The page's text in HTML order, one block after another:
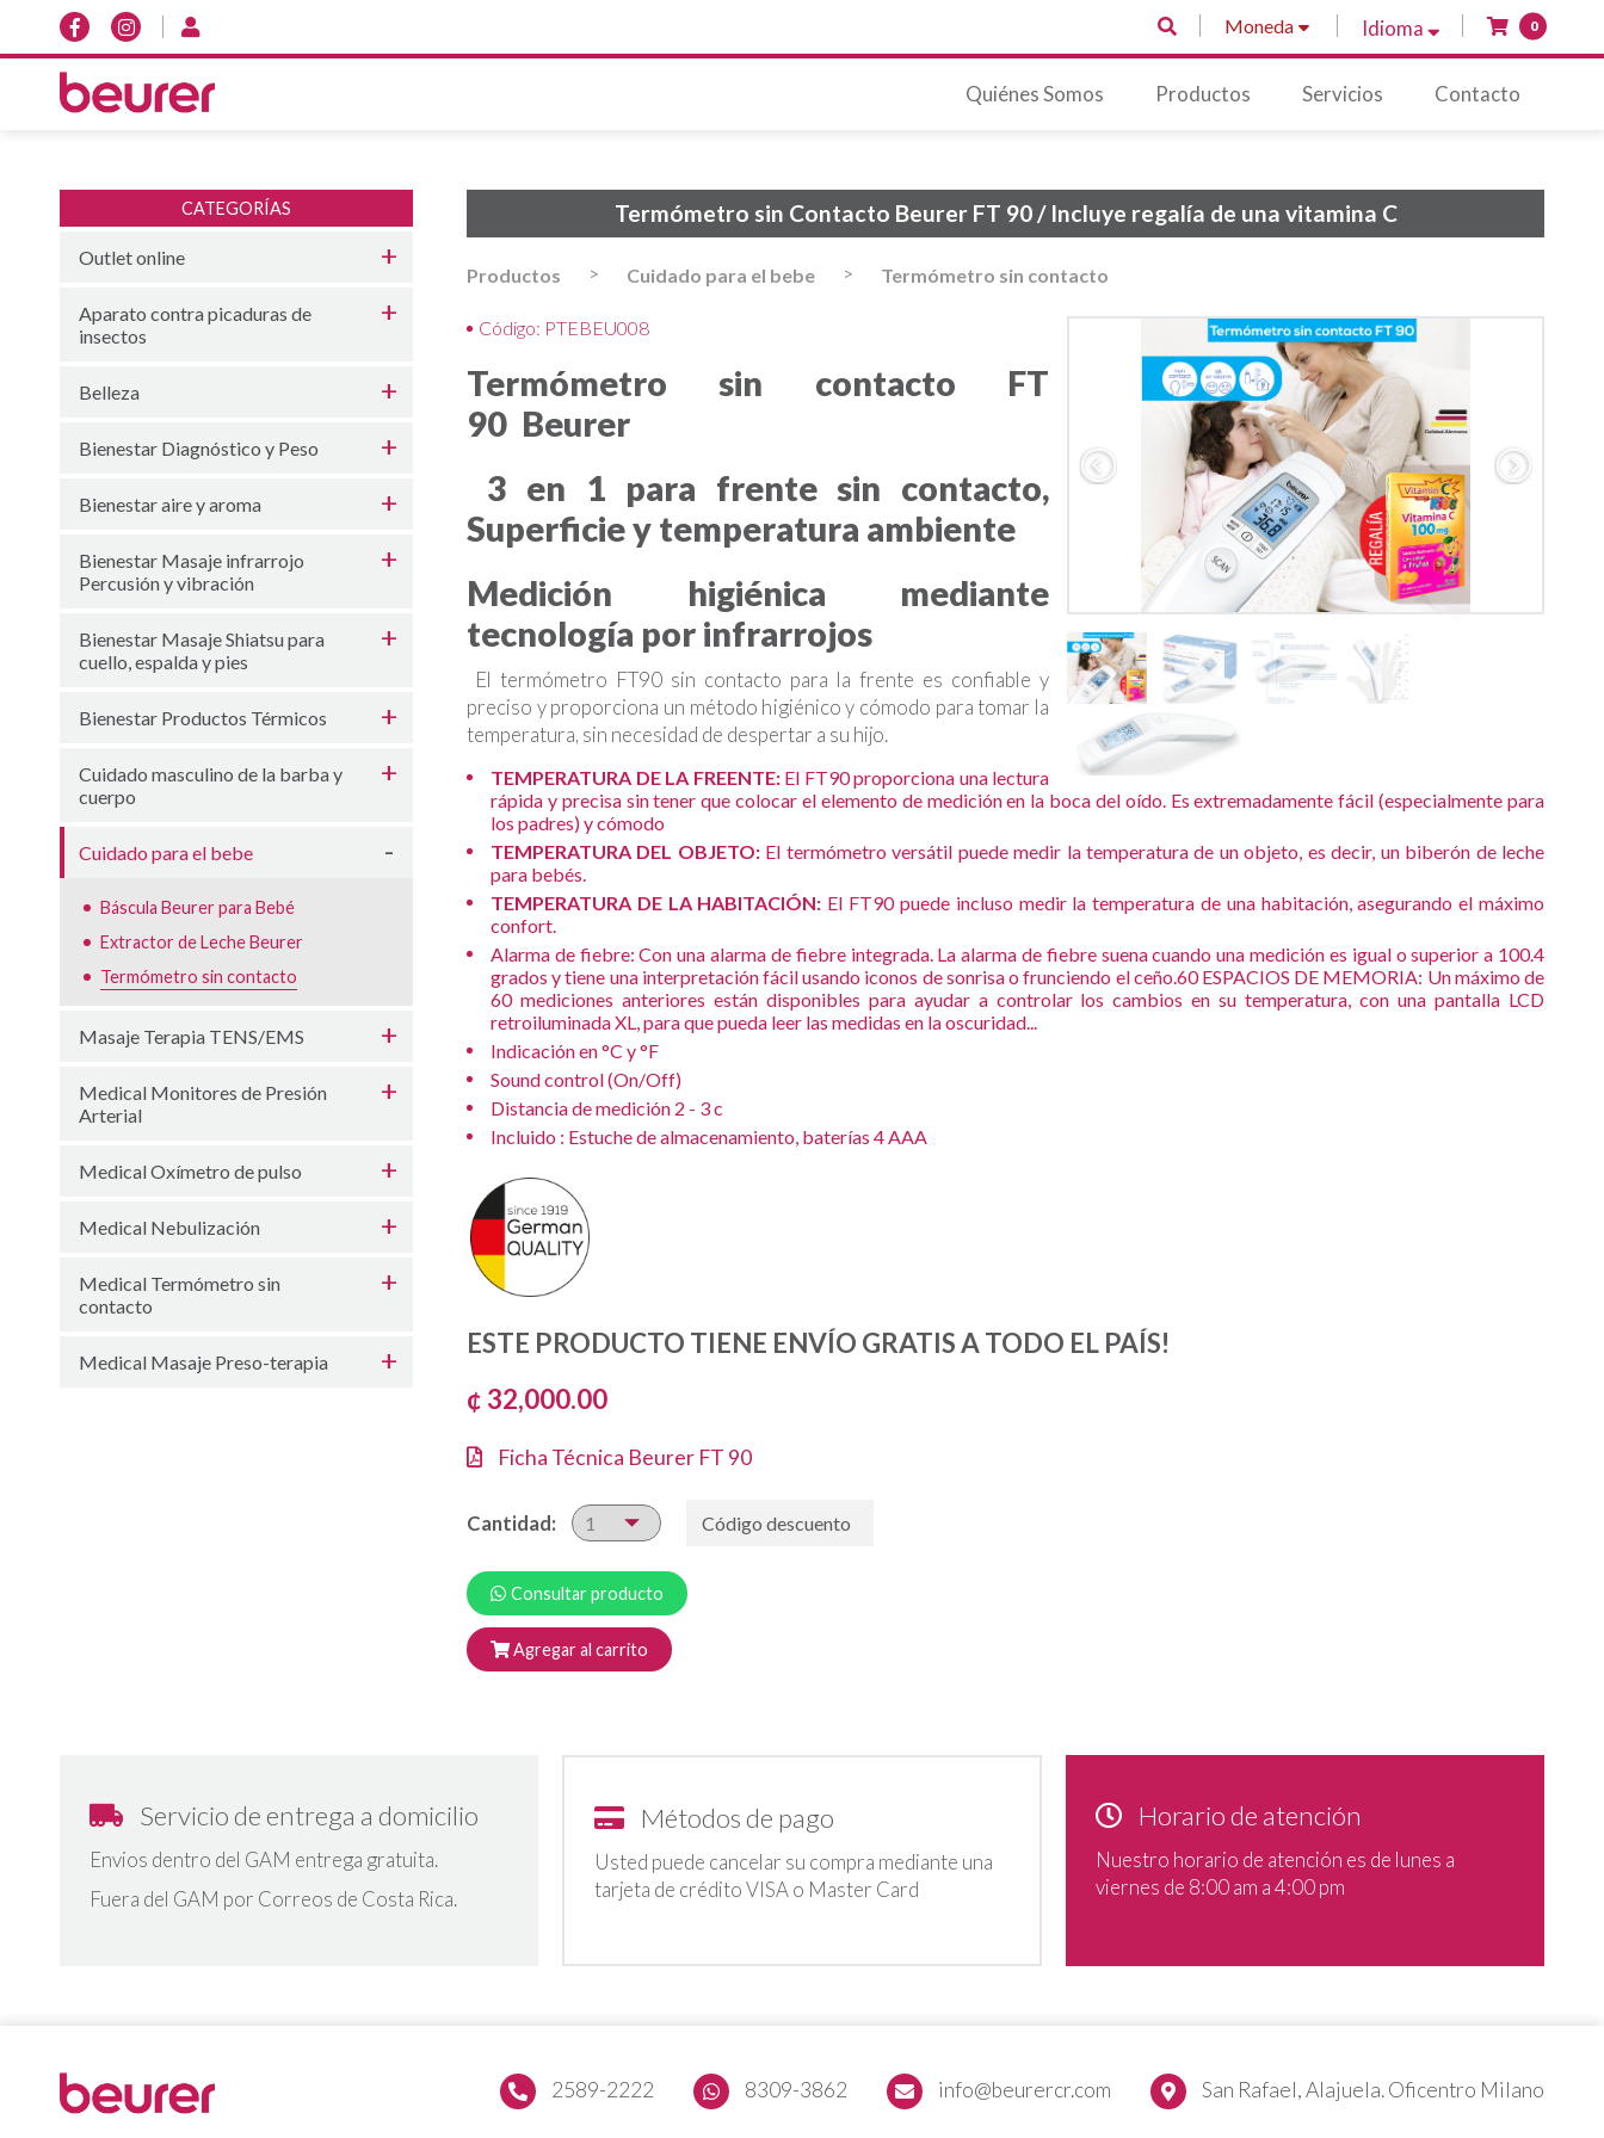
Moneda Idioma 0
Quiénes Somos Productos Servicios Contacto
CATEGORÍAS
Outlet online
Aparato contra picaduras de
insectos
Belleza
Bienestar Diagnóstico y Peso
Bienestar aire y aroma
Bienestar Masaje infrarrojo
Percusión y vibración
Bienestar Masaje Shiatsu para
cuello, espalda y pies
Bienestar Productos Térmicos
Cuidado masculino de la barba y
cuerpo
Cuidado para el bebe
Báscula Beurer para Bebé
Extractor de Leche Beurer
Termómetro sin contacto
Masaje Terapia TENS/EMS
Medical Monitores de Presión
Arterial
Medical Oxímetro de pulso
Medical Nebulización
Medical Termómetro sin
contacto
Medical Masaje Preso-terapia
Termómetro sin Contacto Beurer FT 90 / Incluye regalía de una vitamina C
Productos > Cuidado para el bebe > Termómetro sin contacto
Código: PTEBEU008
Termómetro sin contacto FT
90 Beurer
3 en 1 para frente sin contacto,
Superficie y temperatura ambiente
Medición higiénica mediante
tecnología por infrarrojos
El termómetro FT90 sin contacto para la frente es confiable y
preciso y proporciona un método higiénico y cómodo para tomar la
temperatura, sin necesidad de despertar a su hijo.
TEMPERATURA DE LA FREENTE:El FT90 proporciona una lectura
rápida y precisa sin tener que colocar el elemento de medición en la boca del oído. Es extremadamente fácil (especialmente para
los padres) y cómodo
TEMPERATURA DEL OBJETO:El termómetro versátil puede medir la temperatura de un objeto, es decir, un biberón de leche
para bebés.
TEMPERATURA DE LA HABITACIÓN: El FT90 puede incluso medir la temperatura de una habitación, asegurando el máximo
confort.
Alarma de fiebre: Con una alarma de fiebre integrada. La alarma de fiebre suena cuando una medición es igual o superior a 100.4
grados y tiene una interpretación fácil usando iconos de sonrisa o frunciendo el ceño.60 ESPACIOS DE MEMORIA: Un máximo de
60 mediciones anteriores están disponibles para ayudar a controlar los cambios en su temperatura, con una pantalla LCD
retroiluminada XL, para que pueda leer las medidas en la oscuridad...
Indicación en °C y °F
Sound control (On/Off)
Distancia de medición 2 - 3 c
Incluido : Estuche de almacenamiento, baterías 4 AAA
ESTE PRODUCTO TIENE ENVÍO GRATIS A TODO EL PAÍS!
¢ 32,000.00
Ficha Técnica Beurer FT 90
Cantidad:
Consultar producto
Agregar al carrito
Servicio de entrega a domicilio
Envios dentro del GAM entrega gratuita.
Fuera del GAM por Correos de Costa Rica.
Métodos de pago
Usted puede cancelar su compra mediante una
tarjeta de crédito VISA o Master Card
Horario de atención
Nuestro horario de atención es de lunes a
viernes de 8:00 am a 4:00 pm
2589-2222 8309-3862 info@beurercr.com San Rafael, Alajuela. Oficentro Milano